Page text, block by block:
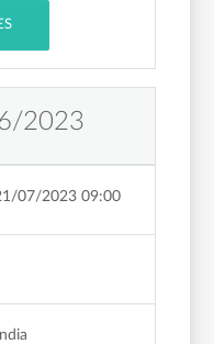
6/2023
07/2023 09:00